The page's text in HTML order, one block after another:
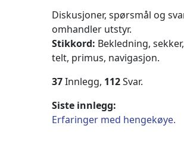
Diskusjoner, spørsmål og
omhandler utstyr.
Stikkord: Bekledning,
telt, primus, navigasjon.
37Innlegg, 112Svar.
Siste innlegg:
Erfaringer med hengekøye.